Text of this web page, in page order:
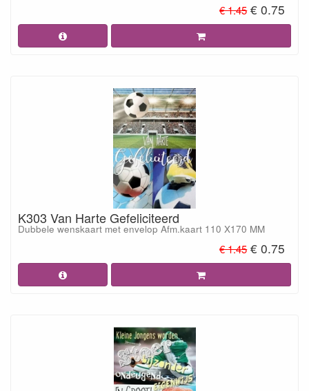
€ 1.45 € 0.75
K303 Van Harte Gefeliciteerd
Dubbele wenskaart met envelop Afm.kaart 110 X170 MM
€ 1.45 € 0.75